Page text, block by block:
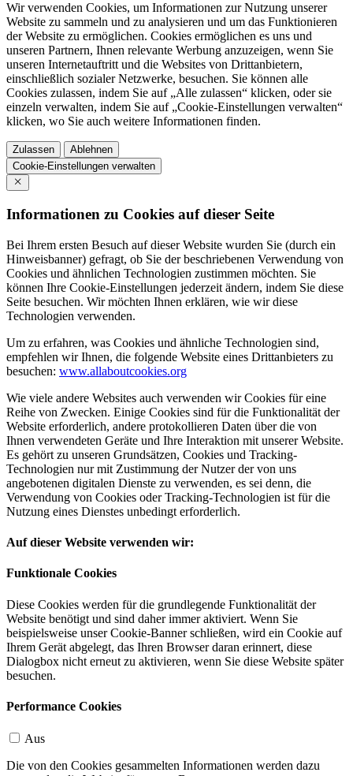
Wir verwenden Cookies, um Informationen zur Nutzung unserer
Website zu sammeln und zu analysieren und um das Funktionieren
der Website zu ermöglichen. Cookies ermöglichen es uns und
unseren Partnern, Ihnen relevante Werbung anzuzeigen, wenn Sie
unseren Internetauftritt und die Websites von Drittanbietern,
einschließlich sozialer Netzwerke, besuchen. Sie können alle
Cookies zulassen, indem Sie auf „Alle zulassen“ klicken, oder sie
einzeln verwalten, indem Sie auf „Cookie-Einstellungen verwalten“
klicken, wo Sie auch weitere Informationen finden.
Zulassen
Ablehnen
Cookie-Einstellungen verwalten
Informationen zu Cookies auf dieser Seite
Bei Ihrem ersten Besuch auf dieser Website wurden Sie (durch ein
Hinweisbanner) gefragt, ob Sie der beschriebenen Verwendung von
Cookies und ähnlichen Technologien zustimmen möchten. Sie
können Ihre Cookie-Einstellungen jederzeit ändern, indem Sie diese
Seite besuchen. Wir möchten Ihnen erklären, wie wir diese
Technologien verwenden.
Um zu erfahren, was Cookies und ähnliche Technologien sind,
empfehlen wir Ihnen, die folgende Website eines Drittanbieters zu
besuchen: www.allaboutcookies.org
Wie viele andere Websites auch verwenden wir Cookies für eine
Reihe von Zwecken. Einige Cookies sind für die Funktionalität der
Website erforderlich, andere protokollieren Daten über die von
Ihnen verwendeten Geräte und Ihre Interaktion mit unserer Website.
Es gehört zu unseren Grundsätzen, Cookies und Tracking-
Technologien nur mit Zustimmung der Nutzer der von uns
angebotenen digitalen Dienste zu verwenden, es sei denn, die
Verwendung von Cookies oder Tracking-Technologien ist für die
Nutzung eines Dienstes unbedingt erforderlich.
Auf dieser Website verwenden wir:
Funktionale Cookies
Diese Cookies werden für die grundlegende Funktionalität der
Website benötigt und sind daher immer aktiviert. Wenn Sie
beispielsweise unser Cookie-Banner schließen, wird ein Cookie auf
Ihrem Gerät abgelegt, das Ihren Browser daran erinnert, diese
Dialogbox nicht erneut zu aktivieren, wenn Sie diese Website später
besuchen.
Performance Cookies
Aus
Die von den Cookies gesammelten Informationen werden dazu